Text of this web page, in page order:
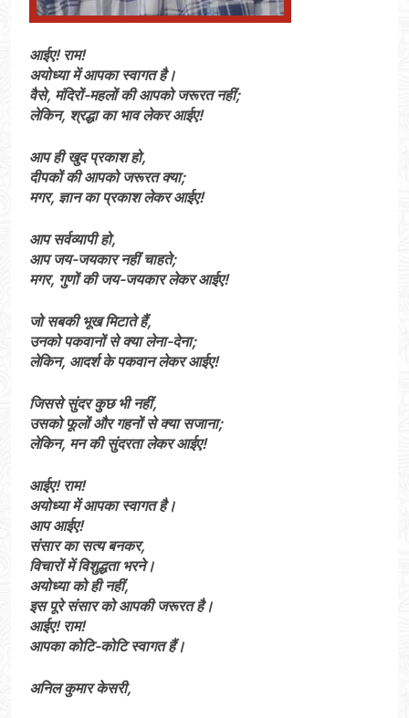
आईए! राम!
अयोध्या में आपका स्वागत है।
वैसे, मंदिरों-महलों की आपको जरूरत नहीं;
लेकिन, श्रद्धा का भाव लेकर आईए!
आप ही खुद प्रकाश हो,
दीपकों की आपको जरूरत क्या;
मगर, ज्ञान का प्रकाश लेकर आईए!
आप सर्वव्यापी हो,
आप जय-जयकार नहीं चाहते;
मगर, गुणों की जय-जयकार लेकर आईए!
जो सबकी भूख मिटाते हैं,
उनको पकवानों से क्या लेना-देना;
लेकिन, आदर्श के पकवान लेकर आईए!
जिससे सुंदर कुछ भी नहीं,
उसको फूलों और गहनों से क्या सजाना;
लेकिन, मन की सुंदरता लेकर आईए!
आईए! राम!
अयोध्या में आपका स्वागत है।
आप आईए!
संसार का सत्य बनकर,
विचारों में विशुद्धता भरने।
अयोध्या को ही नहीं,
इस पूरे संसार को आपकी जरूरत है।
आईए! राम!
आपका कोटि-कोटि स्वागत हैं।
अनिल कुमार केसरी,